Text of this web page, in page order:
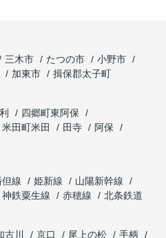
三木市 たつの市
小野市
加東市
揖保郡太子町
四郷町東阿保
米田町米田 田寺
阿保
但線 姫新線
山陽新幹線
神鉄粟生線 赤穂線
北条鉄道
古川 京口 尾上の松
手柄